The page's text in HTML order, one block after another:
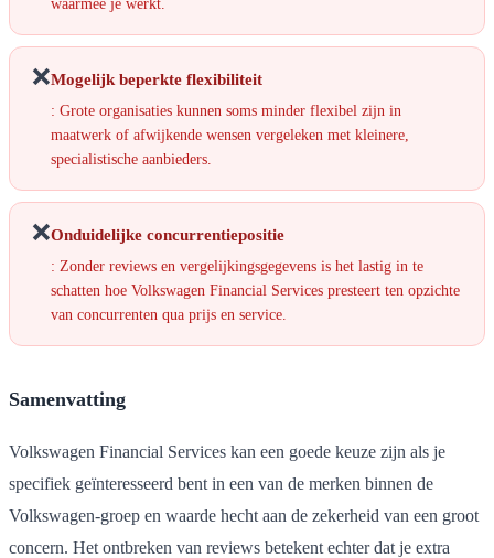
waarmee je werkt.
❌Mogelijk beperkte flexibiliteit
: Grote organisaties kunnen soms minder flexibel zijn in
maatwerk of afwijkende wensen vergeleken met kleinere,
specialistische aanbieders.
❌Onduidelijke concurrentiepositie
: Zonder reviews en vergelijkingsgegevens is het lastig in te
schatten hoe Volkswagen Financial Services presteert ten opzichte
van concurrenten qua prijs en service.
Samenvatting
Volkswagen Financial Services kan een goede keuze zijn als je
specifiek geïnteresseerd bent in een van de merken binnen de
Volkswagen-groep en waarde hecht aan de zekerheid van een groot
concern. Het ontbreken van reviews betekent echter dat je extra